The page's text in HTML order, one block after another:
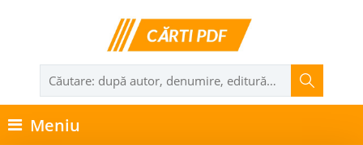
Meniu